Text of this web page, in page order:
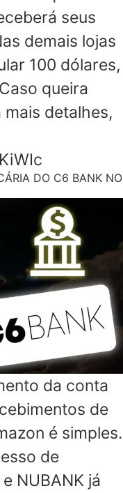
seus
demais lojas
100 dólares,
queira
detalhes,
DO C6 BANK NO
da conta
de
é simples.
de
NUBANK já